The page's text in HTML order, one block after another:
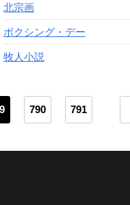
北宗画
ボクシング・デー
牧人小説
790 791